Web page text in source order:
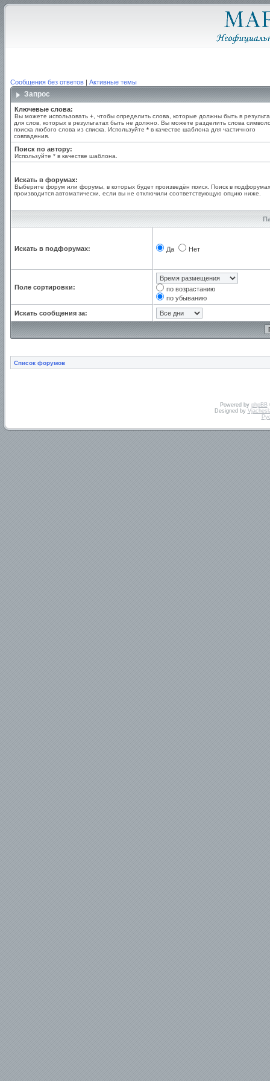
Сообщения без ответов | Активные темы
Запрос
Ключевые слова:
Вы можете использовать + , чтобы определить слова, которые должны быть в
для слов, которых в результатах быть не должно. Вы можете разделить слова
поиска любого слова из списка. Используйте * в качестве шаблона для частичного
совпадения.
Поиск по автору:
Используйте * в качестве шаблона.
Искать в форумах:
Выберите форум или форумы, в которых будет произведён поиск. Поиск в подфорумах
производится автоматически, если вы не отключили соответствующую опцию ниже.
Искать в подфорумах: Да Нет
Поле сортировки:
по возрастанию
по убыванию
Искать сообщения за:
Список форумов
Powered by phpBB
Designed by